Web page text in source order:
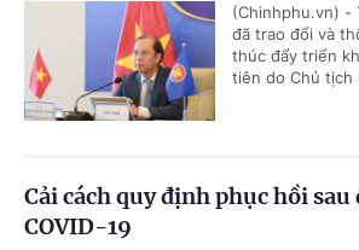
(Chinhphu.vn) -
đã trao đổi và
thúc đẩy triển
tiên do Chủ tịch
Cải cách quy định phục hồi sau
COVID-19